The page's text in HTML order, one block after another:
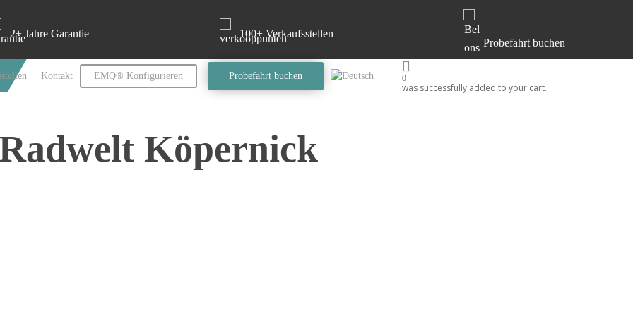
2+ Jahre Garantie 100+ Verkaufsstellen
Probefahrt buchen
Kontakt EMQ® Konfigurieren Probefahrt buchen 0
was successfully added to your cart.
Radwelt Köpernick